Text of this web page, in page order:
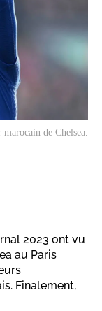
de Chelsea.
2023 ont vu
au Paris
Finalement,